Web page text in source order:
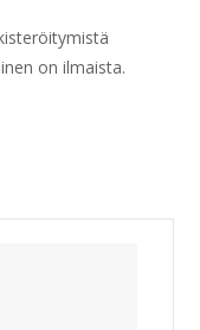
on ilmaista.